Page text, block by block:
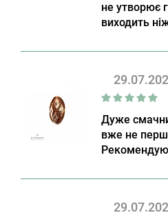
не утворює
виходить
Дуже
вже не